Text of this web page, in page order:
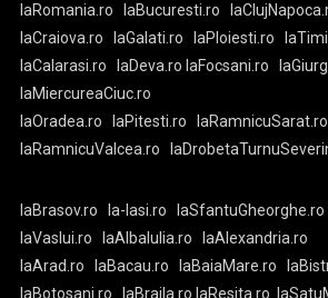
laRomania.ro laBucuresti.ro
laCraiova.ro
laGalati.ro laPloiesti.ro
laCalarasi.ro
laDeva.ro laFocsani.ro
laMiercureaCiuc.ro
laOradea.ro
laPitesti.ro
laRamnicuSarat.ro
laRamnicuValcea.ro
laBrasov.ro la-Iasi.ro
laSfantuGheorghe.ro
laVaslui.ro
laAlbaIulia.ro
laAlexandria.ro
laArad.ro
laBacau.ro laBaiaMare.ro
laBotosani.ro
laBraila.ro laResita.ro